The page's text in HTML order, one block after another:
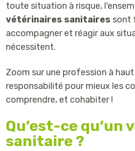
toute situation à risque,
vétérinaires sanitaires sont
accompagner et réagir aux
nécessitent.
Zoom sur une profession à
responsabilité pour mieux les
comprendre, et cohabiter !
Qu’est-ce qu’un
sanitaire ?